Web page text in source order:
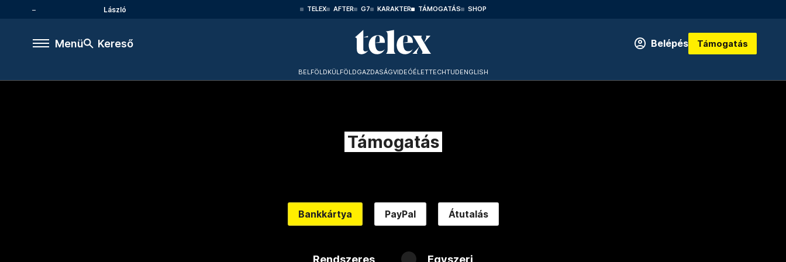
László TELEX AFTER G7 KARAKTER TÁMOGATÁS SHOP
Menü Kereső Belépés Támogatás
BELFÖLDKÜLFÖLDGAZDASÁGVIDEÓÉLETTECHTUDENGLISH
Támogatás
Bankkártya PayPal Átutalás
Rendszeres Egyszeri